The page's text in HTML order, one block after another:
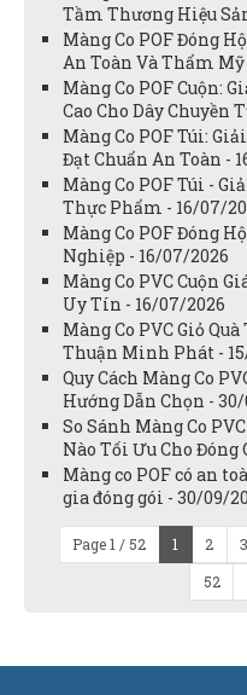
Tầm Thương Hiệu
Màng Co POF Đóng
An Toàn Và Thẩm Mỹ
Màng Co POF Cuộn:
Cao Cho Dây Chuyền
Màng Co POF Túi:
Đạt Chuẩn An Toàn -
Màng Co POF Túi -
Thực Phẩm - 16/07/
Màng Co POF Đóng
Nghiệp - 16/07/2026
Màng Co PVC Cuộn
Uy Tín - 16/07/2026
Màng Co PVC Giỏ
Thuận Minh Phát -
Quy Cách Màng Co
Hướng Dẫn Chọn -
So Sánh Màng Co
Nào Tối Ưu Cho Đóng
Màng co POF có an
gia đóng gói - 30/09/
Page 1 / 52 1 2 3
52